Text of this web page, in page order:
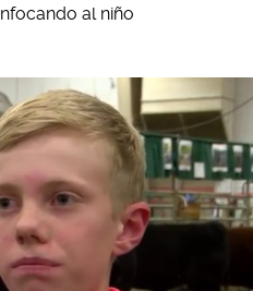
al niño